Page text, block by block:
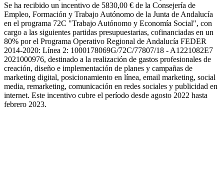
Se ha recibido un incentivo de 5830,00 € de la Consejería de
Empleo, Formación y Trabajo Autónomo de la Junta de Andalucía
en el programa 72C "Trabajo Autónomo y Economía Social", con
cargo a las siguientes partidas presupuestarias, cofinanciadas en un
80% por el Programa Operativo Regional de Andalucía FEDER
2014-2020: Línea 2: 1000178069G/72C/77807/18 - A1221082E7
2021000976, destinado a la realización de gastos profesionales de
creación, diseño e implementación de planes y campañas de
marketing digital, posicionamiento en línea, email marketing, social
media, remarketing, comunicación en redes sociales y publicidad en
internet. Este incentivo cubre el período desde agosto 2022 hasta
febrero 2023.